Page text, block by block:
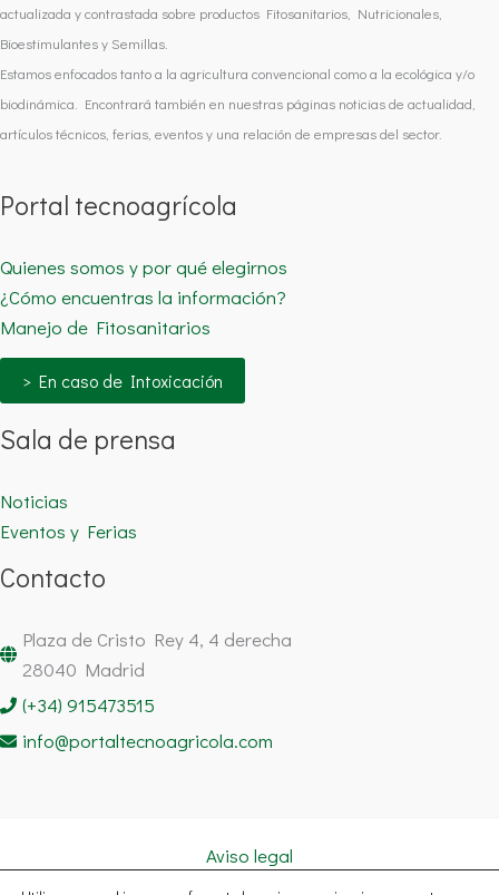
actualizada y contrastada sobre productos Fitosanitarios, Nutricionales,
Bioestimulantes y Semillas.
Estamos enfocados tanto a la agricultura convencional como a la ecológica y/o
biodinámica. Encontrará también en nuestras páginas noticias de actualidad,
artículos técnicos, ferias, eventos y una relación de empresas del sector.
Portal tecnoagrícola
Quienes somos y por qué elegirnos
¿Cómo encuentras la información?
Manejo de Fitosanitarios
> En caso de Intoxicación
Sala de prensa
Noticias
Eventos y Ferias
Contacto
Plaza de Cristo Rey 4, 4 derecha
28040 Madrid
(+34) 915473515
info@portaltecnoagricola.com
Aviso legal
Política de cookies